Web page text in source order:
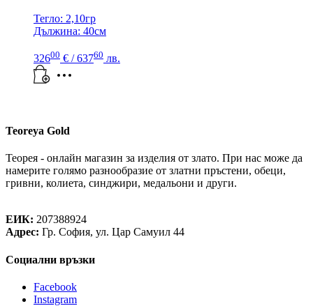
Тегло: 2,10гр
Дължина: 40см
32600 € / 63760 лв.
Teoreya Gold
Теорея - онлайн магазин за изделия от злато. При нас може да
намерите голямо разнообразие от златни пръстени, обеци,
гривни, колиета, синджири, медальони и други.
ЕИК: 207388924
Адрес: Гр. София, ул. Цар Самуил 44
Социални връзки
Facebook
Instagram